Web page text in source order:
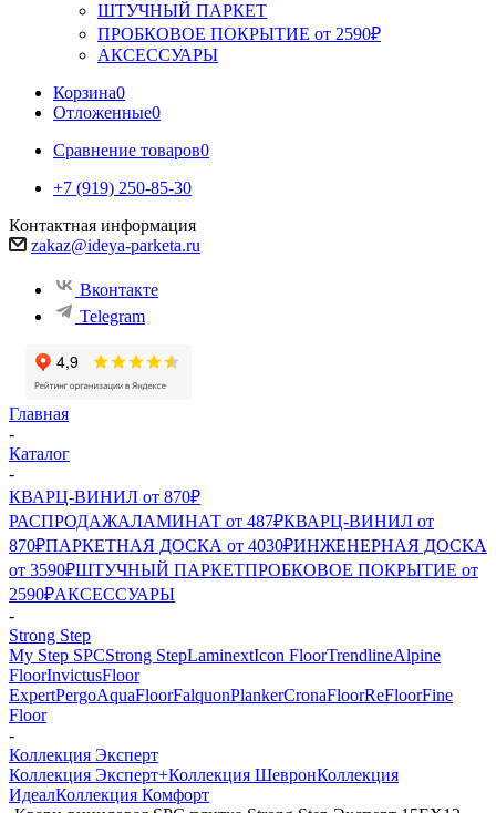
ШТУЧНЫЙ ПАРКЕТ
ПРОБКОВОЕ ПОКРЫТИЕ от 2590₽
АКСЕССУАРЫ
Корзина0
Отложенные0
Сравнение товаров0
+7 (919) 250-85-30
Контактная информация
zakaz@ideya-parketa.ru
Вконтакте
Telegram
Главная
-
Каталог
-
КВАРЦ-ВИНИЛ от 870₽
РАСПРОДАЖАЛАМИНАТ от 487₽КВАРЦ-ВИНИЛ от
870₽ПАРКЕТНАЯ ДОСКА от 4030₽ИНЖЕНЕРНАЯ ДОСКА
от 3590₽ШТУЧНЫЙ ПАРКЕТПРОБКОВОЕ ПОКРЫТИЕ от
2590₽АКСЕССУАРЫ
-
Strong Step
My Step SPCStrong StepLaminextIcon FloorTrendlineAlpine
FloorInvictusFloor
ExpertPergoAquaFloorFalquonPlankerCronaFloorReFloorFine
Floor
-
Коллекция Эксперт
Коллекция Эксперт+Коллекция ШевронКоллекция
ИдеалКоллекция Комфорт